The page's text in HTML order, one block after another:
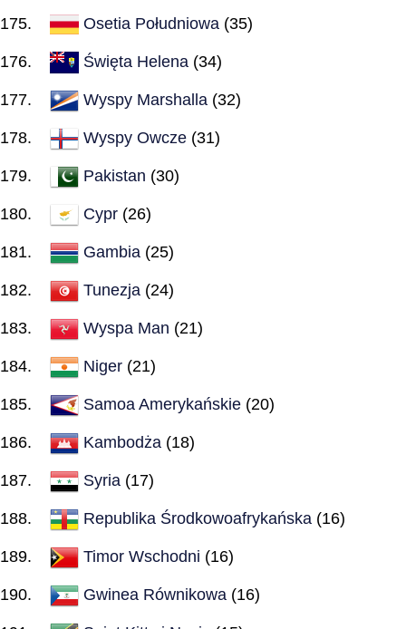
Osetia Południowa (35)
Święta Helena (34)
Wyspy Marshalla (32)
Wyspy Owcze (31)
Pakistan (30)
Cypr (26)
Gambia (25)
Tunezja (24)
Wyspa Man (21)
Niger (21)
Samoa Amerykańskie (20)
Kambodża (18)
Syria (17)
Republika Środkowoafrykańska (16)
Timor Wschodni (16)
Gwinea Równikowa (16)